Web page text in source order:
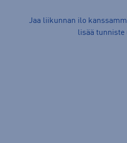
Jaa liikunnan ilo
lisää tunniste